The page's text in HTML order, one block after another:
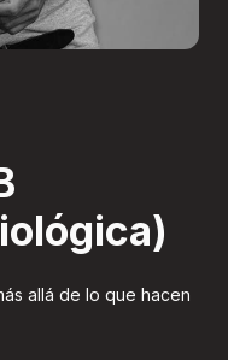
allá de lo que hacen